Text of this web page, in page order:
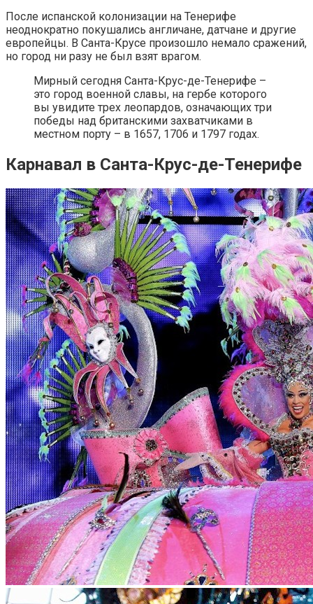
После испанской колонизации на Тенерифе
неоднократно покушались англичане, датчане и другие
европейцы. В Санта-Крусе произошло немало сражений,
но город ни разу не был взят врагом.
Мирный сегодня Санта-Крус-де-Тенерифе –
это город военной славы, на гербе которого
вы увидите трех леопардов, означающих три
победы над британскими захватчиками в
местном порту – в 1657, 1706 и 1797 годах.
Карнавал в Санта-Круc-де-Тенерифе